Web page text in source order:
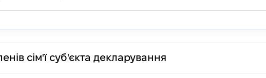
сім'ї суб'єкта декларування